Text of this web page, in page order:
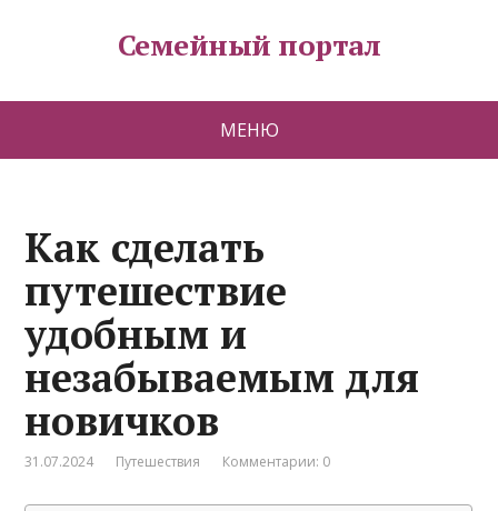
Семейный портал
МЕНЮ
Как сделать
путешествие
удобным и
незабываемым для
новичков
31.07.2024 Путешествия Комментарии: 0